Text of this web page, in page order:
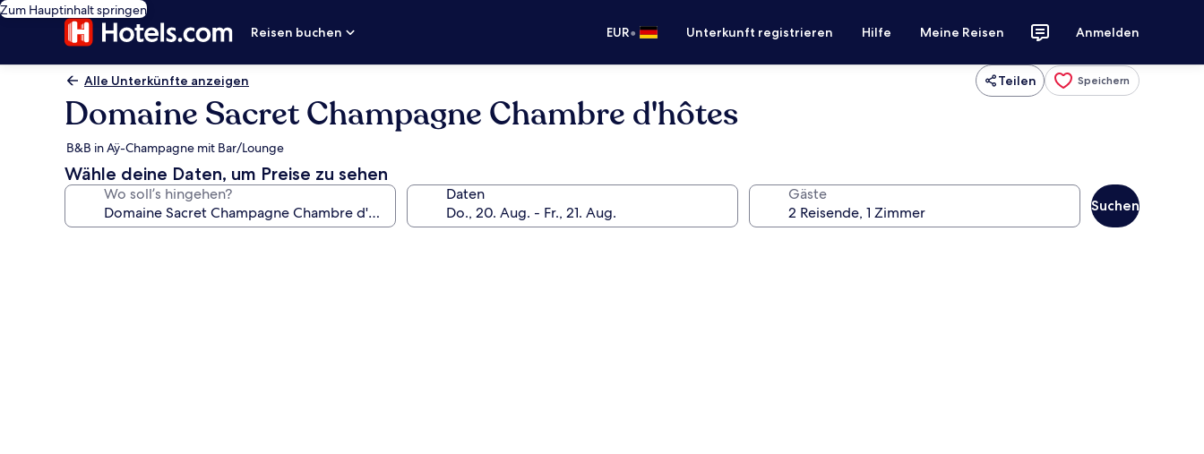
Zum Hauptinhalt springen
Reisen buchen
EUR• Unterkunft registrieren Hilfe Meine Reisen Anmelden
Alle Unterkünfte anzeigen Teilen Speichern
Domaine Sacret Champagne Chambre d'hôtes
B&B in Aÿ-Champagne mit Bar/Lounge
Wähle deine Daten, um Preise zu sehen
Wo soll’s hingehen? Daten Gäste
Suchen